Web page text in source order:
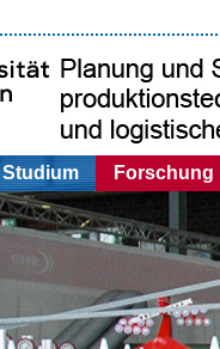
Studium Forschung